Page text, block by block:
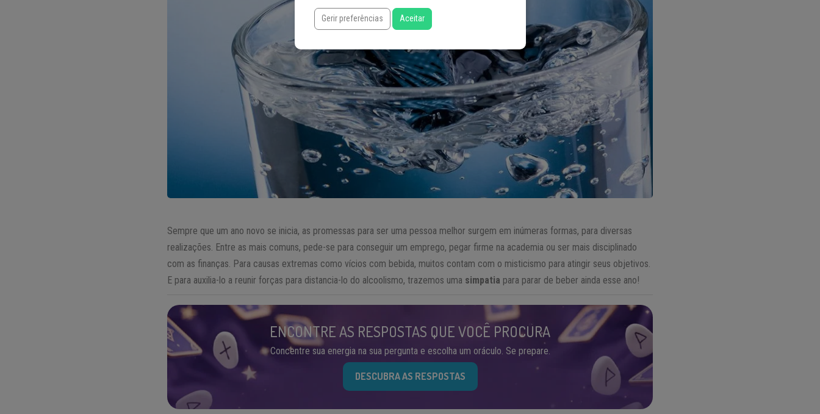
Sempre que um ano novo se inicia, as promessas para ser uma pessoa melhor surgem em inúmeras formas, para diversas
realizações. Entre as mais comuns, pede-se para conseguir um emprego, pegar firme na academia ou ser mais disciplinado
com as finanças. Para causas extremas como vícios com bebida, muitos contam com o misticismo para atingir seus objetivos.
E para auxilia-lo a reunir forças para distancia-lo do alcoolismo, trazemos uma simpatia para parar de beber ainda esse ano!
ENCONTRE AS RESPOSTAS QUE VOCÊ PROCURA
Concentre sua energia na sua pergunta e escolha um oráculo. Se prepare.
DESCUBRA AS RESPOSTAS
Gerir preferências Aceitar